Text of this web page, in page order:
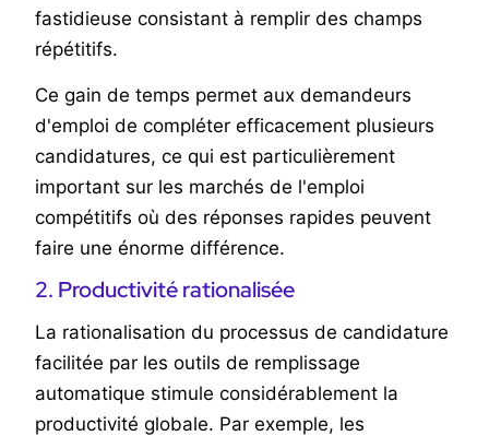
fastidieuse consistant à remplir des champs
répétitifs.
Ce gain de temps permet aux demandeurs
d'emploi de compléter efficacement plusieurs
candidatures, ce qui est particulièrement
important sur les marchés de l'emploi
compétitifs où des réponses rapides peuvent
faire une énorme différence.
2. Productivité rationalisée
La rationalisation du processus de candidature
facilitée par les outils de remplissage
automatique stimule considérablement la
productivité globale. Par exemple, les